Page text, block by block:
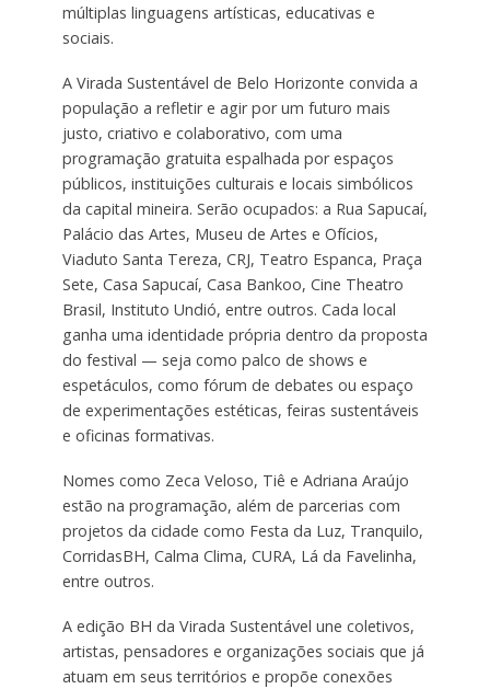
múltiplas linguagens artísticas, educativas e
sociais.
A Virada Sustentável de Belo Horizonte convida a
população a refletir e agir por um futuro mais
justo, criativo e colaborativo, com uma
programação gratuita espalhada por espaços
públicos, instituições culturais e locais simbólicos
da capital mineira. Serão ocupados: a Rua Sapucaí,
Palácio das Artes, Museu de Artes e Ofícios,
Viaduto Santa Tereza, CRJ, Teatro Espanca, Praça
Sete, Casa Sapucaí, Casa Bankoo, Cine Theatro
Brasil, Instituto Undió, entre outros. Cada local
ganha uma identidade própria dentro da proposta
do festival — seja como palco de shows e
espetáculos, como fórum de debates ou espaço
de experimentações estéticas, feiras sustentáveis
e oficinas formativas.
Nomes como Zeca Veloso, Tiê e Adriana Araújo
estão na programação, além de parcerias com
projetos da cidade como Festa da Luz, Tranquilo,
CorridasBH, Calma Clima, CURA, Lá da Favelinha,
entre outros.
A edição BH da Virada Sustentável une coletivos,
artistas, pensadores e organizações sociais que já
atuam em seus territórios e propõe conexões